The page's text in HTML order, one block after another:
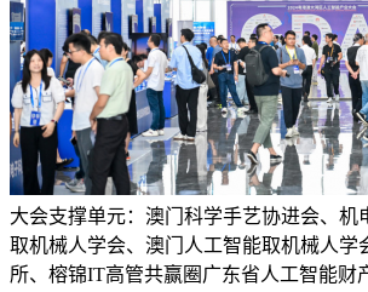
大会支撑单元：澳门科学手艺协进会、机
取机械人学会、澳门人工智能取机械人学
所、榕锦IT高管共赢圈广东省人工智能财